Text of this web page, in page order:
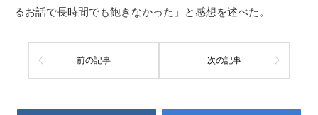
るお話で長時間でも飽きなかった」と感想を述べた。
前の記事 次の記事